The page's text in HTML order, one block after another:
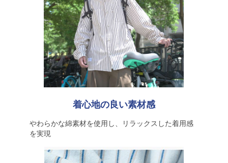
着心地の良い素材感
やわらかな綿素材を使用し、リラックスした着用感
を実現